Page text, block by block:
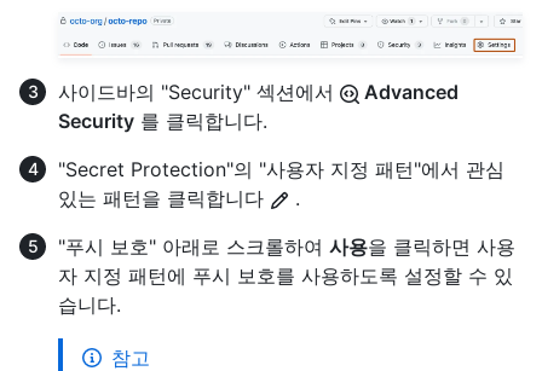
사이드바의 "Security" 섹션에서
Advanced
Security 를 클릭합니다.
"Secret Protection"의 "사용자 지정 패턴"에서 관심
있는 패턴을 클릭합니다
.
"푸시 보호" 아래로 스크롤하여 사용을 클릭하면 사용
자 지정 패턴에 푸시 보호를 사용하도록 설정할 수 있
습니다.
참고